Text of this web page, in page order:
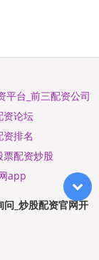
平台_前三配资公司
资论坛
资排名
票配资炒股
app
_炒股配资官网开